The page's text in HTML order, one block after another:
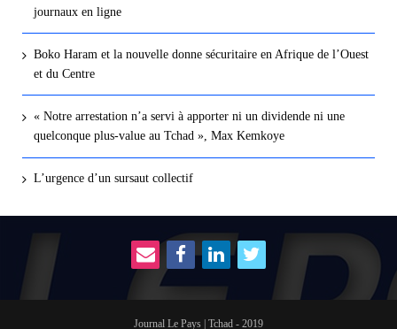
journaux en ligne
Boko Haram et la nouvelle donne sécuritaire en Afrique de l’Ouest
et du Centre
« Notre arrestation n’a servi à apporter ni un dividende ni une
quelconque plus-value au Tchad », Max Kemkoye
L’urgence d’un sursaut collectif
Journal Le Pays | Tchad - 2019